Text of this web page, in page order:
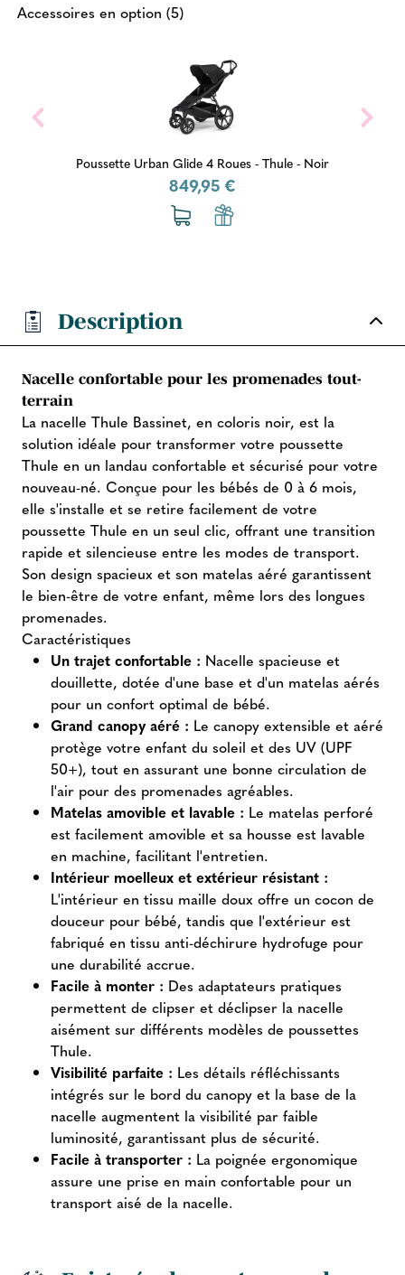
Accessoires en option (5)
Poussette Urban Glide 4 Roues - Thule - Noir
849,95 €
Description
Nacelle confortable pour les promenades tout-
terrain
La nacelle Thule Bassinet, en coloris noir, est la
solution idéale pour transformer votre poussette
Thule en un landau confortable et sécurisé pour votre
nouveau-né. Conçue pour les bébés de 0 à 6 mois,
elle s'installe et se retire facilement de votre
poussette Thule en un seul clic, offrant une transition
rapide et silencieuse entre les modes de transport.
Son design spacieux et son matelas aéré garantissent
le bien-être de votre enfant, même lors des longues
promenades.
Caractéristiques
Un trajet confortable : Nacelle spacieuse et
douillette, dotée d'une base et d'un matelas aérés
pour un confort optimal de bébé.
Grand canopy aéré : Le canopy extensible et aéré
protège votre enfant du soleil et des UV (UPF
50+), tout en assurant une bonne circulation de
l'air pour des promenades agréables.
Matelas amovible et lavable : Le matelas perforé
est facilement amovible et sa housse est lavable
en machine, facilitant l'entretien.
Intérieur moelleux et extérieur résistant :
L'intérieur en tissu maille doux offre un cocon de
douceur pour bébé, tandis que l'extérieur est
fabriqué en tissu anti-déchirure hydrofuge pour
une durabilité accrue.
Facile à monter : Des adaptateurs pratiques
permettent de clipser et déclipser la nacelle
aisément sur différents modèles de poussettes
Thule.
Visibilité parfaite : Les détails réfléchissants
intégrés sur le bord du canopy et la base de la
nacelle augmentent la visibilité par faible
luminosité, garantissant plus de sécurité.
Facile à transporter : La poignée ergonomique
assure une prise en main confortable pour un
transport aisé de la nacelle.